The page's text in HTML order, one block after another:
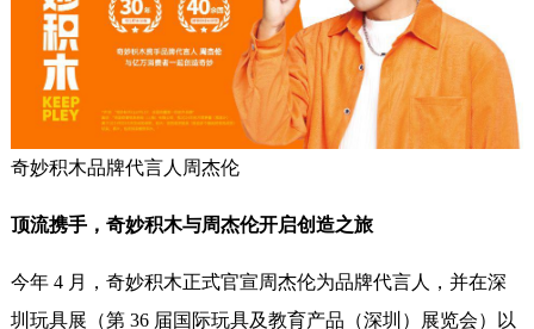
奇妙积木品牌代言人周杰伦
顶流携手，奇妙积木与周杰伦开启创造之旅
今年 4 月，奇妙积木正式官宣周杰伦为品牌代言人，并在深
圳玩具展（第 36 届国际玩具及教育产品（深圳）展览会）以